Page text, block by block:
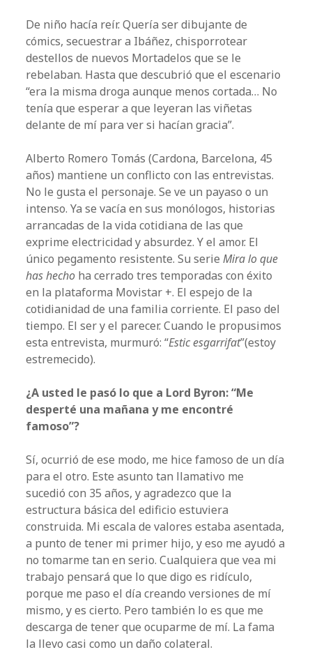
De niño hacía reír. Quería ser dibujante de
cómics, secuestrar a Ibáñez, chisporrotear
destellos de nuevos Mortadelos que se le
rebelaban. Hasta que descubrió que el escenario
“era la misma droga aunque menos cortada… No
tenía que esperar a que leyeran las viñetas
delante de mí para ver si hacían gracia”.
Alberto Romero Tomás (Cardona, Barcelona, 45
años) mantiene un conflicto con las entrevistas.
No le gusta el personaje. Se ve un payaso o un
intenso. Ya se vacía en sus monólogos, historias
arrancadas de la vida cotidiana de las que
exprime electricidad y absurdez. Y el amor. El
único pegamento resistente. Su serieMira lo que
has hecho ha cerrado tres temporadas con éxito
en la plataforma Movistar +. El espejo de la
cotidianidad de una familia corriente. El paso del
tiempo. El ser y el parecer. Cuando le propusimos
esta entrevista, murmuró: “Estic esgarrifat”(estoy
estremecido).
¿A usted le pasó lo que a Lord Byron: “Me
desperté una mañana y me encontré
famoso”?
Sí, ocurrió de ese modo, me hice famoso de un día
para el otro. Este asunto tan llamativo me
sucedió con 35 años, y agradezco que la
estructura básica del edificio estuviera
construida. Mi escala de valores estaba asentada,
a punto de tener mi primer hijo, y eso me ayudó a
no tomarme tan en serio. Cualquiera que vea mi
trabajo pensará que lo que digo es ridículo,
porque me paso el día creando versiones de mí
mismo, y es cierto. Pero también lo es que me
descarga de tener que ocuparme de mí. La fama
la llevo casi como un daño colateral.